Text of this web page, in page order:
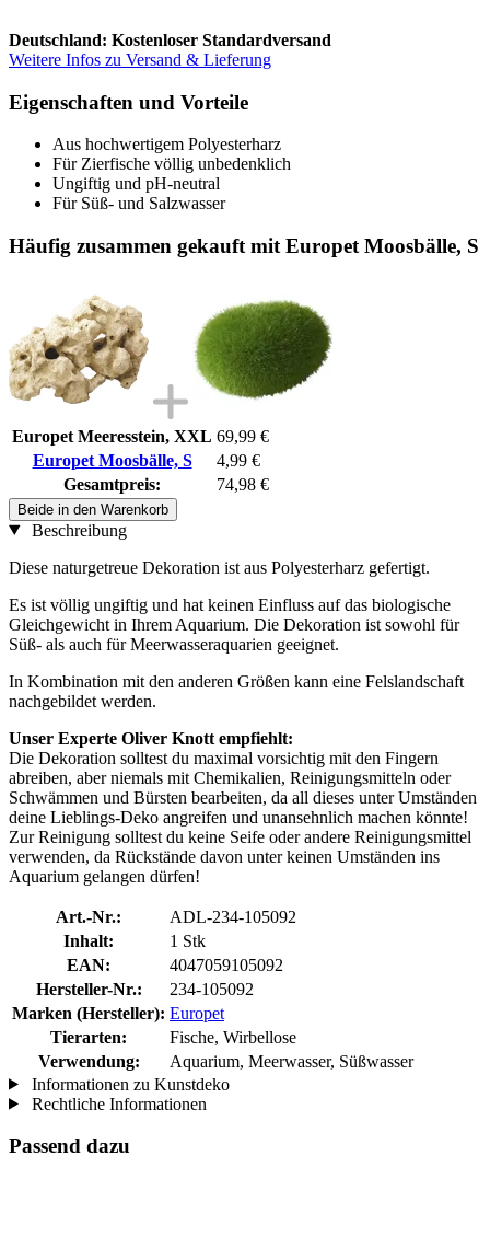
Deutschland: Kostenloser Standardversand
Weitere Infos zu Versand & Lieferung
Eigenschaften und Vorteile
Aus hochwertigem Polyesterharz
Für Zierfische völlig unbedenklich
Ungiftig und pH-neutral
Für Süß- und Salzwasser
Häufig zusammen gekauft mit Europet Moosbälle, S
Europet Meeresstein, XXL 69,99 €
Europet Moosbälle, S
4,99 €
Gesamtpreis:
74,98 €
Beide in den Warenkorb
Beschreibung
Diese naturgetreue Dekoration ist aus Polyesterharz gefertigt.
Es ist völlig ungiftig und hat keinen Einfluss auf das biologische
Gleichgewicht in Ihrem Aquarium. Die Dekoration ist sowohl für
Süß- als auch für Meerwasseraquarien geeignet.
In Kombination mit den anderen Größen kann eine Felslandschaft
nachgebildet werden.
Unser Experte Oliver Knott empfiehlt:
Die Dekoration solltest du maximal vorsichtig mit den Fingern
abreiben, aber niemals mit Chemikalien, Reinigungsmitteln oder
Schwämmen und Bürsten bearbeiten, da all dieses unter Umständen
deine Lieblings-Deko angreifen und unansehnlich machen könnte!
Zur Reinigung solltest du keine Seife oder andere Reinigungsmittel
verwenden, da Rückstände davon unter keinen Umständen ins
Aquarium gelangen dürfen!
Art.-Nr.:
ADL-234-105092
Inhalt:
1 Stk
EAN:
4047059105092
Hersteller-Nr.:
234-105092
Marken (Hersteller): Europet
Tierarten:
Fische, Wirbellose
Verwendung:
Aquarium, Meerwasser, Süßwasser
Informationen zu Kunstdeko
Rechtliche Informationen
Passend dazu